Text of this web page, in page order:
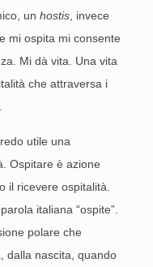
un hostis , invece
mi ospita mi consente
Mi dà vita. Una vita
che attraversa i
utile una
Ospitare è azione
il ricevere ospitalità.
italiana “ospite”.
polare che
dalla nascita, quando